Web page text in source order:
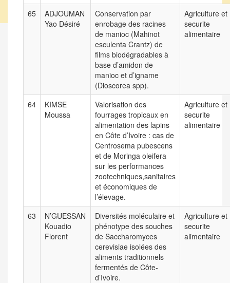
65
ADJOUMAN
Yao Désiré
Conservation par
enrobage des racines
de manioc (Mahinot
esculenta Crantz) de
films biodégradables à
base d’amidon de
manioc et d’igname
(Dioscorea spp).
Agriculture et
securite
alimentaire
64
KIMSE
Moussa
Valorisation des
fourrages tropicaux en
alimentation des lapins
en Côte d’Ivoire : cas de
Centrosema pubescens
et de Moringa oleifera
sur les performances
zootechniques,sanitaires
et économiques de
l’élevage.
Agriculture et
securite
alimentaire
63
N’GUESSAN
Kouadio
Florent
Diversités moléculaire et
phénotype des souches
de Saccharomyces
cerevisiae isolées des
aliments traditionnels
fermentés de Côte-
d’Ivoire.
Agriculture et
securite
alimentaire